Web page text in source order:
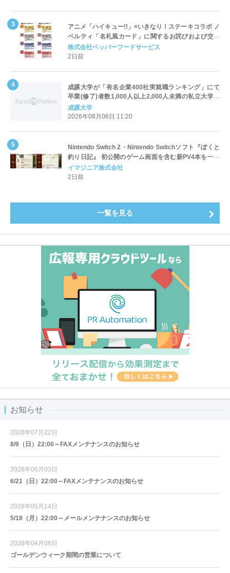
アニメ「ハイキュー!!」×いきなり！ステーキコラボ ノ
ベルティ「名札風カード」に関するお詫びおよび交換
対応についてのご案内
株式会社ペッパーフードサービス
2日前
成蹊大学が「有名企業400社実就職ランキング」にて
卒業(修了)者数1,000人以上2,000人未満の私立大学で
全国第1位を獲得！～実就職率は26.5%（前年比＋
4.3pt）に伸長、東京の私立大学でも10位にランクイン
成蹊大学
2026年08月06日 11:20
Nintendo Switch 2・Nintendo Switchソフト『ぼくと
釣り日記』 初公開のゲーム画面を含む新PV4本を一挙
公開！
イマジニア株式会社
2日前
一覧を見る
お知らせ
2026年07月22日
8/9（日）22:00～FAXメンテナンスのお知らせ
2026年06月03日
6/21（日）22:00～FAXメンテナンスのお知らせ
2026年05月14日
5/18（月）22:00～メールメンテナンスのお知らせ
2026年04月06日
ゴールデンウィーク期間の営業について